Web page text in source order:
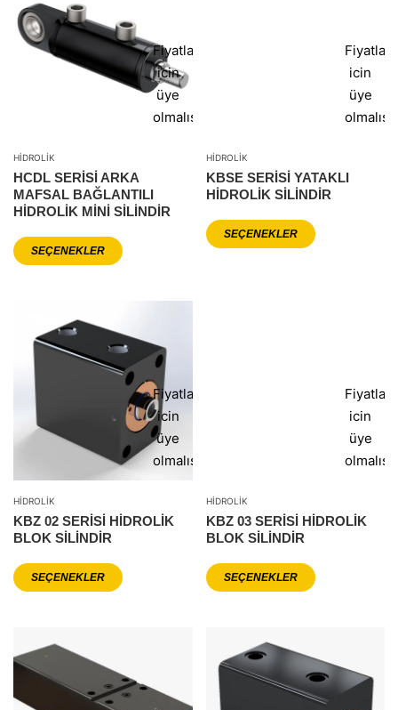
Fiyatlar
icin
üye
olmalısınız
HIDROLIK
HCDL SERISI ARKA
MAFSAL BAĞLANTILI
HIDROLIK MINI SILINDIR
SEÇENEKLER
Fiyatlar
icin
üye
HIDROLIK
KBSE SERİSİ YATAKLI
HİDROLİK SİLİNDİR
SEÇENEKLER
Fiyatlar
icin
üye
olmalısınız
HIDROLIK
KBZ 02 SERİSİ HİDROLİK
BLOK SİLİNDİR
SEÇENEKLER
Fiyatlar
icin
üye
HIDROLIK
KBZ 03 SERİSİ HİDROLİK
BLOK SİLİNDİR
SEÇENEKLER